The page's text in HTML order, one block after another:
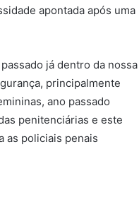
apontada após uma
já dentro da nossa
principalmente
ano passado
penitenciárias e este
as policiais penais